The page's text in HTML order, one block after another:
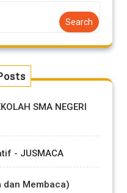
Search
SMA NEGERI
- JUSMACA
dan Membaca)